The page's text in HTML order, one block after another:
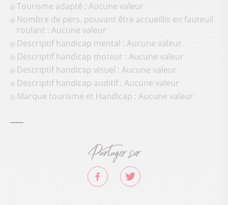
Tourisme adapté : Aucune valeur
Nombre de pers. pouvant être accueillis en fauteuil
roulant : Aucune valeur
Descriptif handicap mental : Aucune valeur
Descriptif handicap moteur : Aucune valeur
Descriptif handicap visuel : Aucune valeur
Descriptif handicap auditif : Aucune valeur
Marque tourisme et Handicap : Aucune valeur
Partager sur